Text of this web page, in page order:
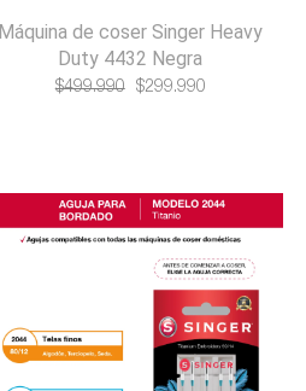
Máquina de coser Singer Heavy
Duty 4432 Negra
$499.990
El
$499.990.
$299.990El
$299.990.